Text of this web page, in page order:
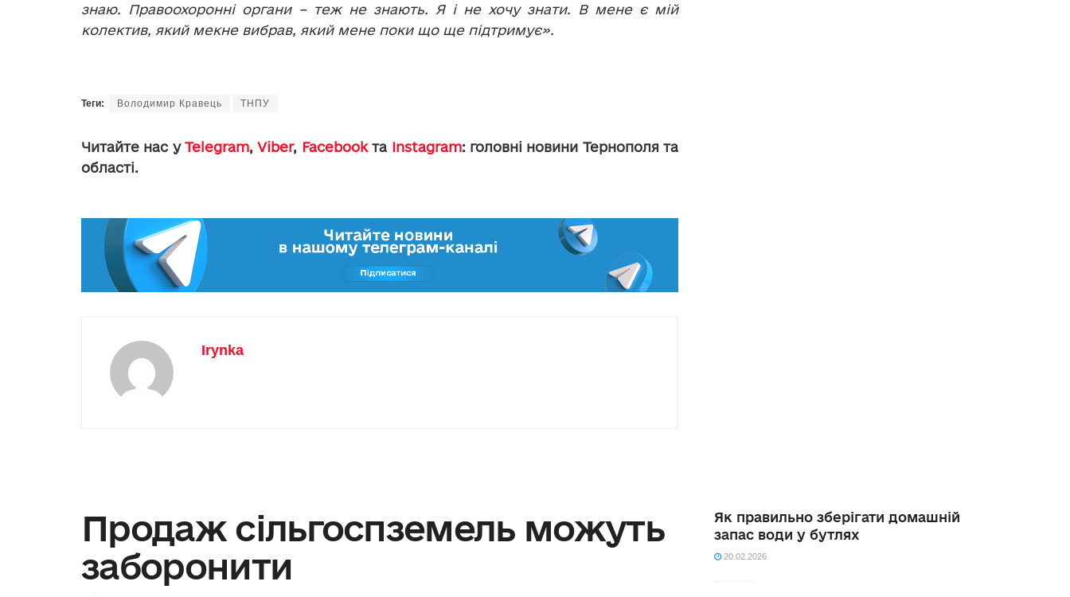
знаю. Правоохоронні органи – теж не знають. Я і не хочу знати. В мене є мій
колектив, який мекне вибрав, який мене поки що ще підтримує».
Теги: Володимир Кравець ТНПУ
Читайте нас уTelegram,Viber, Facebookта Instagram: головні новини Тернополя та
області.
Irynka
Продаж сільгоспземель можуть
заборонити
Як правильно зберігати домашній
запас води у бутлях
20.02.2026